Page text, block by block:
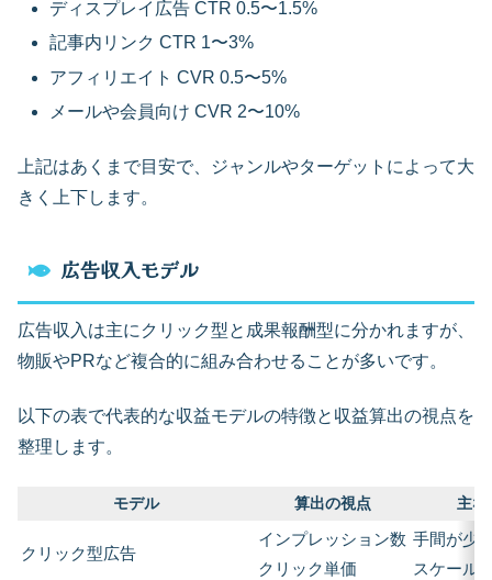
ディスプレイ広告 CTR 0.5〜1.5%
記事内リンク CTR 1〜3%
アフィリエイト CVR 0.5〜5%
メールや会員向け CVR 2〜10%
上記はあくまで目安で、ジャンルやターゲットによって大
きく上下します。
広告収入モデル
広告収入は主にクリック型と成果報酬型に分かれますが、
物販やPRなど複合的に組み合わせることが多いです。
以下の表で代表的な収益モデルの特徴と収益算出の視点を
整理します。
モデル 算出の視点 主な
クリック型広告
インプレッション数
クリック単価
手間が少
スケール